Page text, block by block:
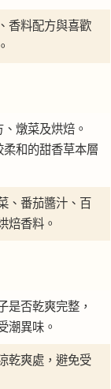
香料配方與喜歡
燉菜及烘焙。
柔和的甜香草本層
、番茄醬汁、百
焙香料。
是否乾爽完整，
潮異味。
乾爽處，避免受